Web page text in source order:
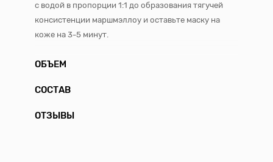
с водой в пропорции 1:1 до образования тягучей
консистенции маршмэллоу и оставьте маску на
коже на 3-5 минут.
ОБЪЕМ
СОСТАВ
ОТЗЫВЫ